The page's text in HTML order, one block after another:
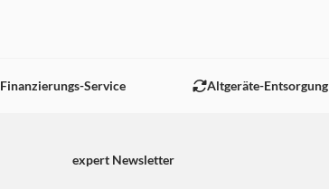
Finanzierungs-Service Altgeräte-Entsorgung
expert Newsletter